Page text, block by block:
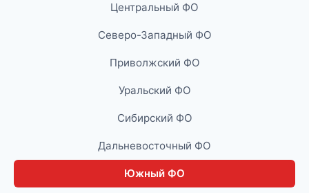
Центральный ФО
Северо-Западный ФО
Приволжский ФО
Уральский ФО
Сибирский ФО
Дальневосточный ФО
Южный ФО